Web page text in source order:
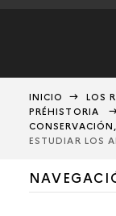
INICIO
LOS
PRÉHISTORIA
ESTUDIAR LOS